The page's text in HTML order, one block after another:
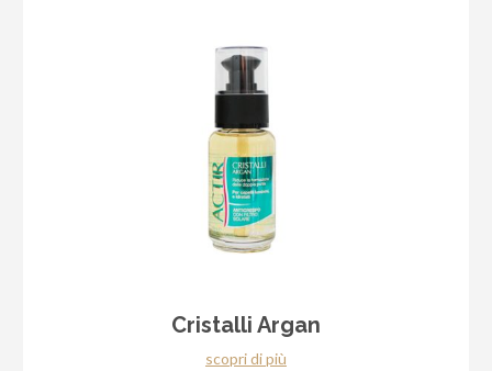
Cristalli Argan
scopri di più